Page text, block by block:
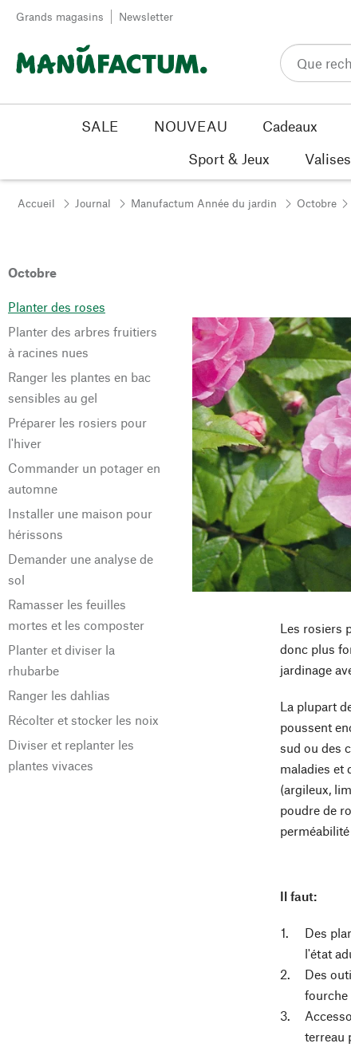
Passer au contenu
Grands magasins Newsletter
SALE NOUVEAU Cadeaux
Sport & Jeux
Accueil Journal Manufactum Année du jardin Octobre
Octobre
Planter des roses
Planter des arbres fruitiers
à racines nues
Ranger les plantes en bac
sensibles au gel
Préparer les rosiers pour
l'hiver
Commander un potager en
automne
Installer une maison pour
hérissons
Demander une analyse de
sol
Ramasser les feuilles
mortes et les composter
Planter et diviser la
rhubarbe
Ranger les dahlias
Récolter et stocker les noix
Diviser et replanter les
plantes vivaces
Les rosiers
donc plus
jardinage
La plupart
poussent
sud ou des
maladies et
(argileux,
poudre de
perméabilité
Il faut:
Des
l'état
Des
fourche
terreau